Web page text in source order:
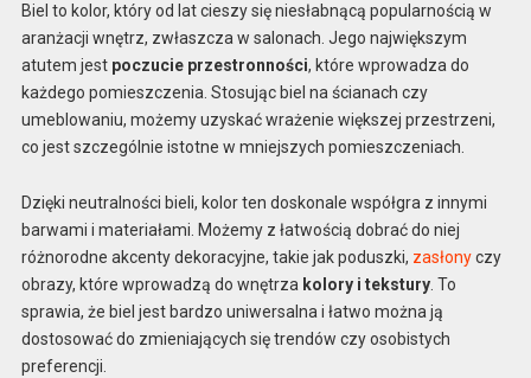
Biel to kolor, który od lat cieszy się niesłabnącą popularnością w
aranżacji wnętrz, zwłaszcza w salonach. Jego największym
atutem jest poczucie przestronności, które wprowadza do
każdego pomieszczenia. Stosując biel na ścianach czy
umeblowaniu, możemy uzyskać wrażenie większej przestrzeni,
co jest szczególnie istotne w mniejszych pomieszczeniach.
Dzięki neutralności bieli, kolor ten doskonale współgra z innymi
barwami i materiałami. Możemy z łatwością dobrać do niej
różnorodne akcenty dekoracyjne, takie jak poduszki, zasłonyczy
obrazy, które wprowadzą do wnętrza kolory i tekstury. To
sprawia, że biel jest bardzo uniwersalna i łatwo można ją
dostosować do zmieniających się trendów czy osobistych
preferencji.